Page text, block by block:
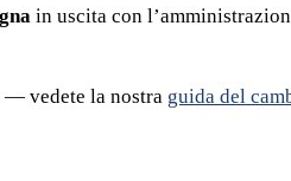
in uscita con
— vedete la nostra guida del